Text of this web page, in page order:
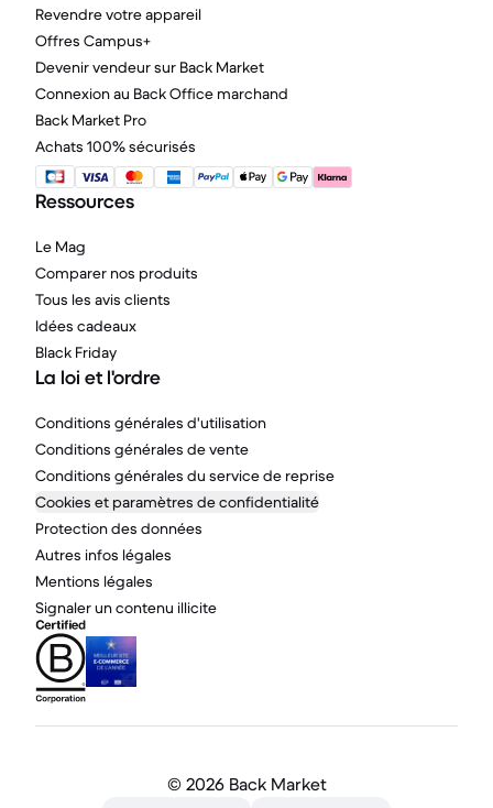
Revendre votre appareil
Offres Campus+
Devenir vendeur sur Back Market
Connexion au Back Office marchand
Back Market Pro
Achats 100% sécurisés
Ressources
Le Mag
Comparer nos produits
Tous les avis clients
Idées cadeaux
Black Friday
La loi et l'ordre
Conditions générales d'utilisation
Conditions générales de vente
Conditions générales du service de reprise
Cookies et paramètres de confidentialité
Protection des données
Autres infos légales
Mentions légales
Signaler un contenu illicite
© 2026 Back Market